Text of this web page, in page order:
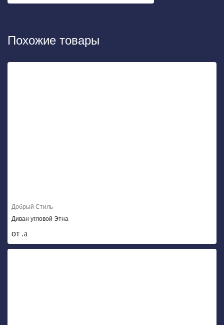
Похожие товары
Добрый Стиль
Диван угловой Этна
от .